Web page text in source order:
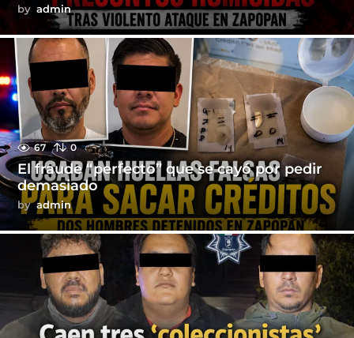
by admin
67 0
El fraude “perfecto” que se cayó por pedir
demasiado
by admin